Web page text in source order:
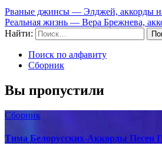
Рваные джинсы — Элджей, аккорды
Реальная жизнь — Вера Брежнева,
Найти:
Поиск по алфавиту
Сборник
Вы пропустили
Сборник
Тима Белорусских-Аккорды Песен